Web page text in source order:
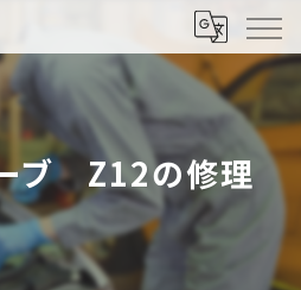
ブ Z12の修理